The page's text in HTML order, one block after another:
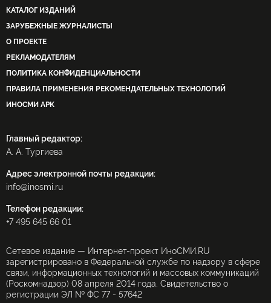
КАТАЛОГ ИЗДАНИЙ
ЗАРУБЕЖНЫЕ ЖУРНАЛИСТЫ
О ПРОЕКТЕ
РЕКЛАМОДАТЕЛЯМ
ПОЛИТИКА КОНФИДЕНЦИАЛЬНОСТИ
ПРАВИЛА ПРИМЕНЕНИЯ РЕКОМЕНДАТЕЛЬНЫХ ТЕХНОЛОГИЙ
ИНОСМИ APK
Главный редактор:
А. А. Тургиева
Адрес электронной почты редакции:
info@inosmi.ru
Телефон редакции:
+7 495 645 66 01
Сетевое издание — Интернет-проект ИноСМИ.RU
зарегистрировано в Федеральной службе по надзору в сфере
связи, информационных технологий и массовых коммуникаций
(Роскомнадзор) 08 апреля 2014 года. Свидетельство о
регистрации ЭЛ № ФС 77 - 57642